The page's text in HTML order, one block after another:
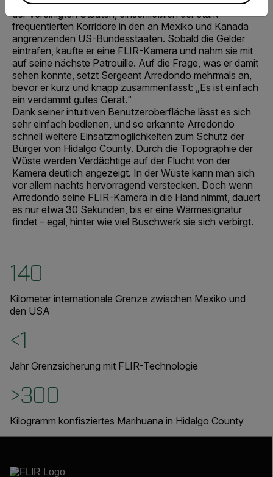
der Vereinigten Staaten, einschließlich der stark
frequentierten Korridore in den an Mexiko und Kanada
angrenzenden US-Bundesstaaten. Sobald die Gelder
eintrafen, kaufte er eine FLIR-Kamera und nahm sie mit
auf seine nächste Patrouille. Auf die Frage, was er damit
sehen konnte, setzt Sergeant Arredondo mehrmals an,
bevor er kurz und knapp zusammenfasst: „Es ist einfach
ein verdammt gutes Gerät.“
Dank seiner intuitiven Benutzeroberfläche lässt es sich
sehr einfach bedienen, und so erkannte Arredondo
schnell weitere Einsatzmöglichkeiten zum Schutz der
Bürger von Hidalgo County. Durch die Topographie der
Wüste werden Verdächtige auf der Flucht von der
Kamera deutlich angezeigt. In der Wüste kann man sich
vor allem nachts hervorragend verstecken. Doch wenn
Arredondo seine FLIR-Kamera in die Hand nimmt, dauert
es nur etwa 30 Sekunden, bis er eine Wärmesignatur
findet – egal, hinter wie viel Buschwerk sie sich verbirgt.
140
Kilometer internationale Grenze zwischen Mexiko und
den USA
<1
Jahr Grenzsicherung mit FLIR-Technologie
>300
Kilogramm konfisziertes Marihuana in Hidalgo County